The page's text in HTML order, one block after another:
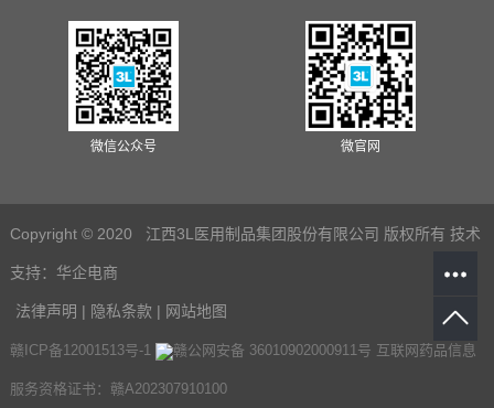
微信公众号 微官网
Copyright © 2020 江西3L医用制品集团股份有限公司 版权所有 技术
支持： 华企电商
法律声明 | 隐私条款 | 网站地图
赣ICP备12001513号-1 赣公网安备 36010902000911号 互联网药品信息
服务资格证书：赣A202307910100